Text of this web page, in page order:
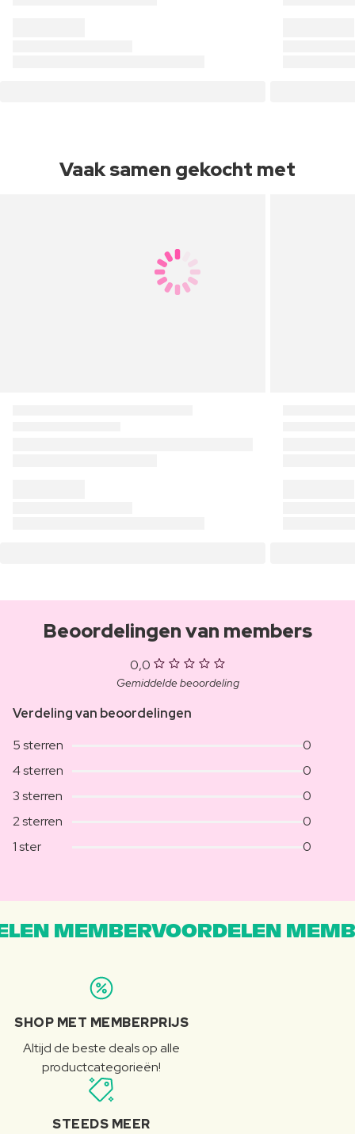
Vaak samen gekocht met
Beoordelingen van members
0,0
Gemiddelde beoordeling
Verdeling van beoordelingen
5 sterren
0
4 sterren
0
3 sterren
0
2 sterren
0
1 ster
0
MEMBERVOORDELEN
SHOP MET MEMBERPRIJS
Altijd de beste deals op alle
productcategorieën!
STEEDS MEER